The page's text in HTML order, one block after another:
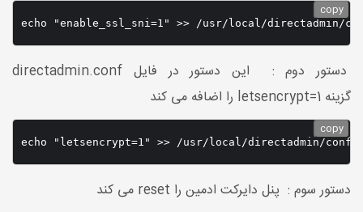
copy
دستور دوم : این دستور در فایل directadmin.conf
گزینه letsencrypt=1 را اضافه می کند
copy
دستور سوم : پنل دایرکت ادمین را reset می کند